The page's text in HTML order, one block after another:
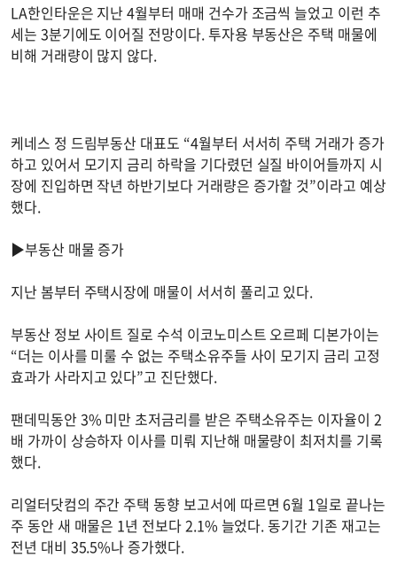
LA한인타운은 지난 4월부터 매매 건수가 조금씩 늘었고 이런 추
세는 3분기에도 이어질 전망이다. 투자용 부동산은 주택 매물에
비해 거래량이 많지 않다.
케네스 정 드림부동산 대표도 “4월부터 서서히 주택 거래가 증가
하고 있어서 모기지 금리 하락을 기다렸던 실질 바이어들까지 시
장에 진입하면 작년 하반기보다 거래량은 증가할 것”이라고 예상
했다.
▶부동산 매물 증가
지난 봄부터 주택시장에 매물이 서서히 풀리고 있다.
부동산 정보 사이트 질로 수석 이코노미스트 오르페 디본가이는
“더는 이사를 미룰 수 없는 주택소유주들 사이 모기지 금리 고정
효과가 사라지고 있다”고 진단했다.
팬데믹동안 3% 미만 초저금리를 받은 주택소유주는 이자율이 2
배 가까이 상승하자 이사를 미뤄 지난해 매물량이 최저치를 기록
했다.
리얼터닷컴의 주간 주택 동향 보고서에 따르면 6월 1일로 끝나는
주 동안 새 매물은 1년 전보다 2.1% 늘었다. 동기간 기존 재고는
전년 대비 35.5%나 증가했다.